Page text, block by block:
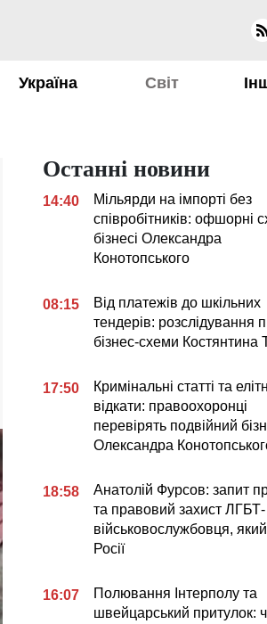
Україна Світ
Останні новини
14:40
Мільярди на імпорті без
співробітників: офшорні
бізнесі Олександра
Конотопського
08:15
Від платежів до шкільних
тендерів: розслідування
бізнес-схеми Костянтина
17:50
Кримінальні статті та
відкати: правоохоронці
перевірять подвійний
Олександра
18:58
Анатолій Фурсов: запит
та правовий захист ЛГБТ-
військовослужбовця, який
Росії
16:07
Полювання Інтерполу та
швейцарський притулок: